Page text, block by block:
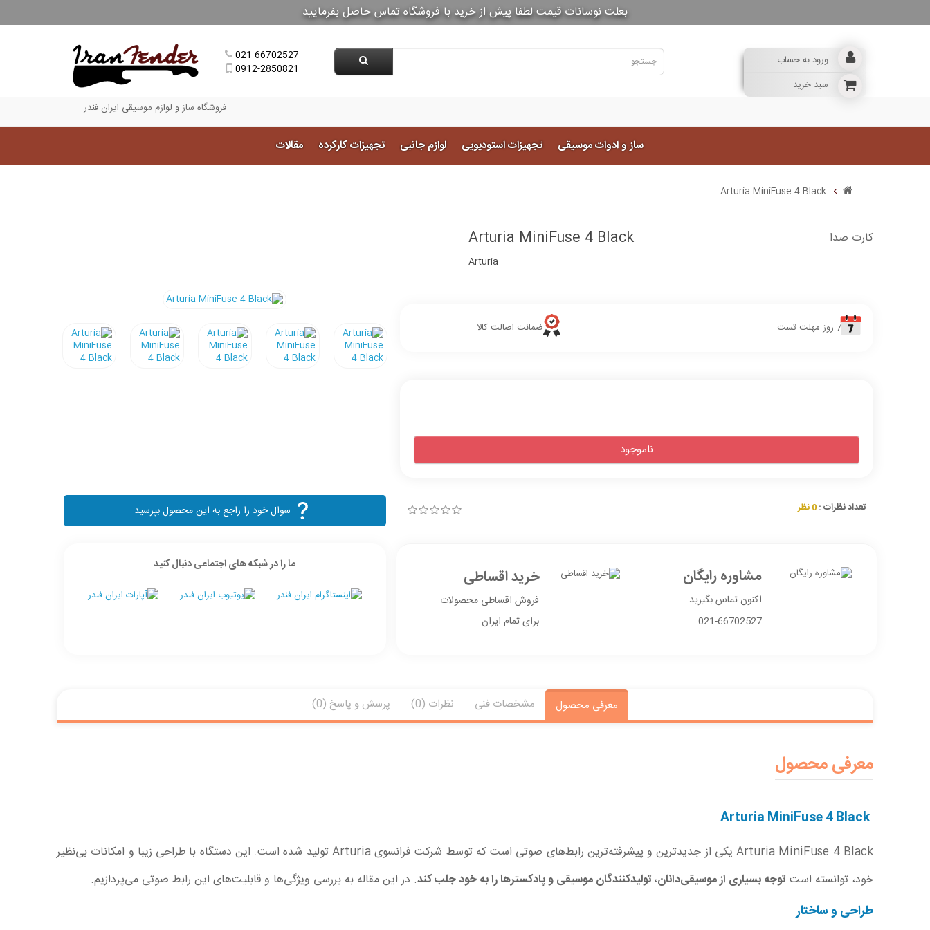
بعلت نوسانات قیمت لطفا پیش از خرید با فروشگاه تماس حاصل بفرمایید
ورود به حساب
سبد خرید
021-66702527
0912-2850821
فروشگاه ساز و لوازم موسیقی ایران فندر
ساز و ادوات موسیقی تجهیزات استودیویی لوازم جانبی تجهیزات کارکرده مقالات
Arturia MiniFuse 4 Black
Arturia MiniFuse 4 Black
Arturia
کارت صدا
7 روز مهلت تست ضمانت اصالت کالا
ناموجود
تعداد نظرات : 0 نظر سوال خود را راجع به این محصول بپرسید
مشاوره رایگان
اکنون تماس بگیرید
021-66702527
خرید اقساطی
فروش اقساطی محصولات
برای تمام ایران
ما را در شبکه های اجتماعی دنبال کنید
معرفی محصول مشخصات فنی نظرات (0) پرسش و پاسخ (0)
معرفی محصول
Arturia MiniFuse 4 Black
Arturia MiniFuse 4 Black یکی از جدیدترین و پیشرفته‌ترین رابط‌های صوتی است که توسط شرکت فرانسوی Arturia تولید شده است. این دستگاه با طراحی زیبا و امکانات بی‌نظیر
خود، توانسته است توجه بسیاری از موسیقی‌دانان، تولیدکنندگان موسیقی و پادکسترها را به خود جلب کند. در این مقاله به بررسی ویژگی‌ها و قابلیت‌های این رابط صوتی می‌پردازیم.
طراحی و ساختار